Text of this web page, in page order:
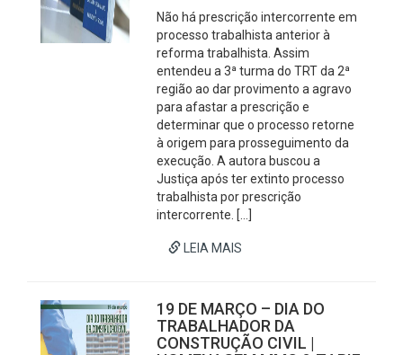
Não há prescrição intercorrente em
processo trabalhista anterior à
reforma trabalhista. Assim
entendeu a 3ª turma do TRT da 2ª
região ao dar provimento a agravo
para afastar a prescrição e
determinar que o processo retorne
à origem para prosseguimento da
execução. A autora buscou a
Justiça após ter extinto processo
trabalhista por prescrição
intercorrente. […]
LEIA MAIS
19 DE MARÇO – DIA DO
TRABALHADOR DA
CONSTRUÇÃO CIVIL |